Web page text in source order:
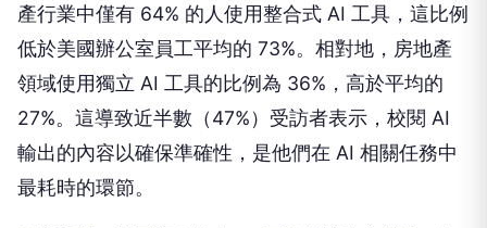
產行業中僅有 64% 的人使用整合式 AI 工具，這比例
低於美國辦公室員工平均的 73%。相對地，房地產
領域使用獨立 AI 工具的比例為 36%，高於平均的
27%。這導致近半數（47%）受訪者表示，校閱 AI
輸出的內容以確保準確性，是他們在 AI 相關任務中
最耗時的環節。